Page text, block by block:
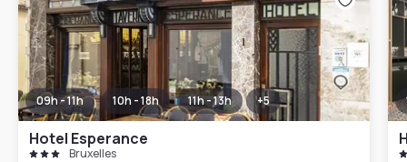
09h - 11h 10h - 18h 11h - 13h +5
Hotel Esperance
Bruxelles